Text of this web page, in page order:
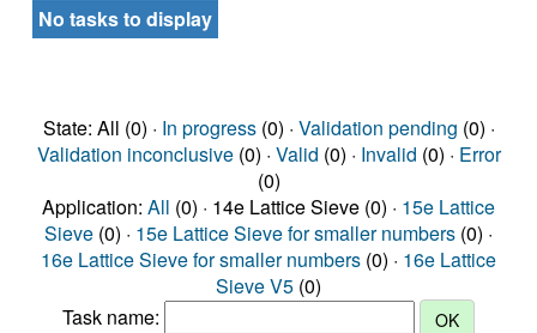
No tasks to display
State: All (0) · In progress(0) · Validation pending (0) ·
Validation inconclusive(0) · Valid (0) · Invalid (0) · Error
(0)
Application: All (0) · 14e Lattice Sieve (0) · 15e Lattice
Sieve (0) · 15e Lattice Sieve for smaller numbers (0) ·
16e Lattice Sieve for smaller numbers (0) · 16e Lattice
Sieve V5 (0)
Task name: